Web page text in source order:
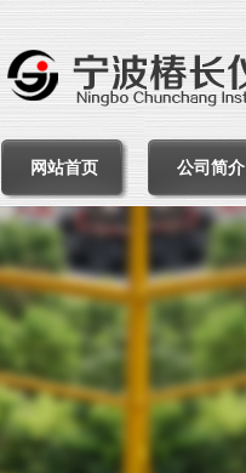
网站首页 公司简介